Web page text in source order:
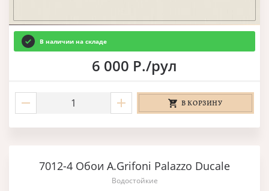
В наличии на складе
6 000 Р./рул
В КОРЗИНУ
7012-4 Обои A.Grifoni Palazzo Ducale
Водостойкие